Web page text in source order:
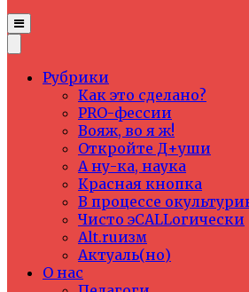
Рубрики
Как это сделано?
PRO-фессии
Вояж, во я ж!
Откройте Д+уши
А ну-ка, наука
Красная кнопка
В процессе
Чисто эCALLогически
Alt.ruизм
Актуаль(но)
О нас